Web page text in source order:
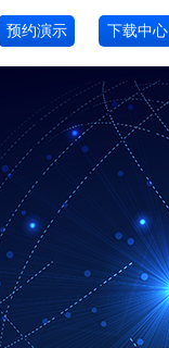
预约演示 下载中心